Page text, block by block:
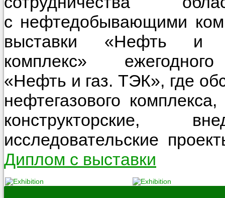
с нефтедобывающими
выставки «Нефть и
комплекс» ежегодного
«Нефть и газ. ТЭК», где
нефтегазового
конструкторские,
исследовательские
Диплом с выставки